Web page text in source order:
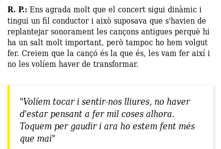
R. P.: Ens agrada molt que el concert sigui dinàmic i
tingui un fil conductor i això suposava que s'havien de
replantejar sonorament les cançons antigues perquè hi
ha un salt molt important, però tampoc ho hem volgut
fer. Creiem que la cançó és la que és, les vam fer així i
no les volíem haver de transformar.
"Volíem tocar i sentir-nos lliures, no haver
d'estar pensant a fer mil coses alhora.
Toquem per gaudir i ara ho estem fent més
que mai"